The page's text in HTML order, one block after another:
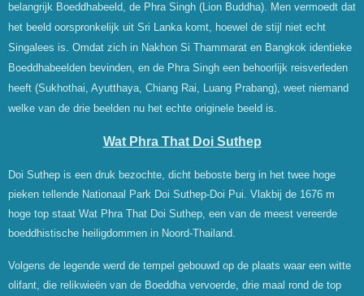
belangrijk Boeddhabeeld, de Phra Singh (Lion Buddha). Men vermoedt dat
het beeld oorspronkelijk uit Sri Lanka komt, hoewel de stijl niet echt
Singalees is. Omdat zich in Nakhon Si Thammarat en Bangkok identieke
Boeddhabeelden bevinden, en de Phra Singh een behoorlijk reisverleden
heeft (Sukhothai, Ayutthaya, Chiang Rai, Luang Prabang), weet niemand
welke van de drie beelden nu het echte originele beeld is.
Wat Phra That Doi Suthep
Doi Suthep is een druk bezochte, dicht beboste berg in het twee hoge
pieken tellende Nationaal Park Doi Suthep-Doi Pui. Vlakbij de 1676 m
hoge top staat Wat Phra That Doi Suthep, een van de meest vereerde
boeddhistische heiligdommen in Noord-Thailand.
Volgens de legende werd de tempel gebouwd op de plaats waar een witte
olifant, die relikwieën van de Boeddha vervoerde, drie maal rond de top